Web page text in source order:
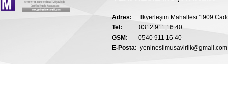
Adres:
İlkyerleşim Mahallesi
Tel:
0312 911 16 40
GSM: 0540 911 16 40
E-Posta: yeninesilmusavirlik@gmail.com